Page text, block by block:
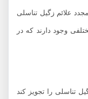
زگیل تناسلی
وجود دارند که در
را تجویز کند